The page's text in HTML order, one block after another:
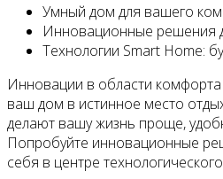
Умный дом для вашего
Инновационные решения
Технологии Smart Home:
Инновации в области
ваш дом в истинное место
делают вашу жизнь проще,
Попробуйте инновационные
себя в центре